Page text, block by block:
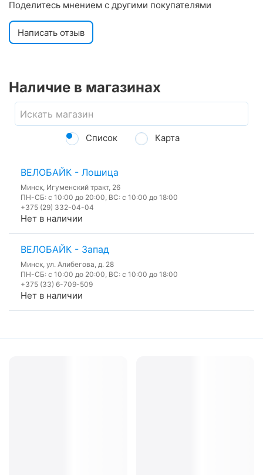
Поделитесь мнением с другими покупателями
Написать отзыв
Наличие в магазинах
Список Карта
ВЕЛОБАЙК - Лошица
Минск, Игуменский тракт, 26
ПН-СБ: с 10:00 до 20:00, ВС: с 10:00 до 18:00
+375 (29) 332-04-04
Нет в наличии
ВЕЛОБАЙК - Запад
Минск, ул. Алибегова, д. 28
ПН-СБ: с 10:00 до 20:00, ВС: с 10:00 до 18:00
+375 (33) 6-709-509
Нет в наличии